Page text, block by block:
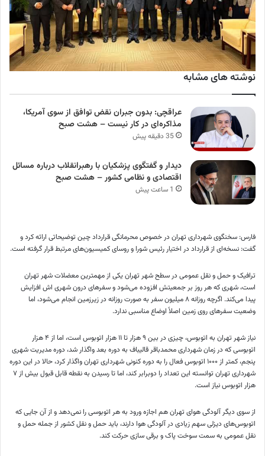
نوشته های مشابه
عراقچی: بدون جبران نقض توافق از سوی آمریکا،
مذاکره‌ای در کار نیست – هشت صبح
35 دقیقه پیش
دیدار و گفتگوی پزشکیان با رهبرانقلاب درباره مسائل
اقتصادی و نظامی کشور – هشت صبح
1 ساعت پیش
فارس: سخنگوی شهرداری تهران در خصوص محرمانگی قرارداد چین توضیحاتی ارائه کرد و
گفت: نسخه‌ای از قرارداد در اختیار رئیس شورا و روسای کمیسیون‌های مرتبط قرار گرفته است.
ترافیک و حمل و نقل عمومی در سطح شهر تهران یکی از مهمترین معضلات شهر تهران
است، شهری که هر روز بر جمعیتش افزوده می‌شود و سفر‌های درون شهری اش افزایش
پیدا می‌کند. اگرچه روزانه ۸ میلیون سفر به صورت روزانه در زیرزمین انجام می‌شود، اما
وضعیت سفر‌های روی زمین اصلاً اوضاع مناسبی ندارد.
نیاز شهر تهران به اتوبوس، چیزی در بین ۹ هزار تا ۱۱ هزار اتوبوس است، اما از ۴ هزار
اتوبوسی که در زمان شهرداری محمدباقر قالیباف به دوره بعد واگذار شد، دوره مدیریت شهری
پنجم، کمتر از ۱۰۰۰ اتوبوس فعال را به دوره کنونی شهرداری تهران واگذار کرد، حالا در این دوره
شهرداری تهران توانسته این تعداد را دوبرابر کند، اما تا رسیدن به نقطه قابل قبول بیش از ۷
هزار اتوبوس نیاز است.
از سوی دیگر آلودگی هوای تهران هم اجازه ورود به هر اتوبوسی را نمی‌دهد و از آن جایی که
اتوبوس‌های دیزلی سهم زیادی در آلودگی هوا دارند، باید حمل و نقل کشور از جمله حمل و
نقل عمومی به سمت سوخت پاک و برقی سازی حرکت کند.